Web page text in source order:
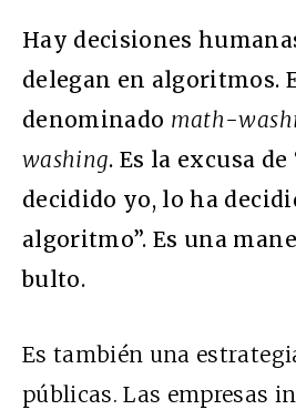
Hay decisiones
delegan en algoritmos.
denominado math-
washing. Es la excusa
decidido yo, lo ha
algoritmo”. Es una
bulto.
Es también una
públicas. Las empresas